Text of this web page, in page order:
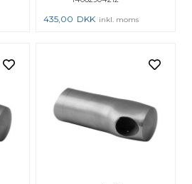
435,00 DKK inkl. moms